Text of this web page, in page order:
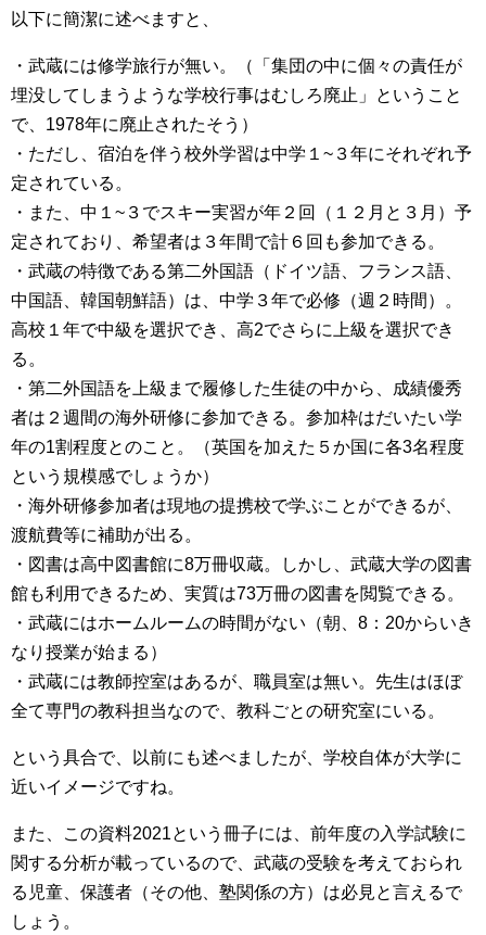
以下に簡潔に述べますと、
・武蔵には修学旅行が無い。（「集団の中に個々の責任が
埋没してしまうような学校行事はむしろ廃止」ということ
で、1978年に廃止されたそう）
・ただし、宿泊を伴う校外学習は中学１~３年にそれぞれ予
定されている。
・また、中１~３でスキー実習が年２回（１２月と３月）予
定されており、希望者は３年間で計６回も参加できる。
・武蔵の特徴である第二外国語（ドイツ語、フランス語、
中国語、韓国朝鮮語）は、中学３年で必修（週２時間）。
高校１年で中級を選択でき、高2でさらに上級を選択でき
る。
・第二外国語を上級まで履修した生徒の中から、成績優秀
者は２週間の海外研修に参加できる。参加枠はだいたい学
年の1割程度とのこと。（英国を加えた５か国に各3名程度
という規模感でしょうか）
・海外研修参加者は現地の提携校で学ぶことができるが、
渡航費等に補助が出る。
・図書は高中図書館に8万冊収蔵。しかし、武蔵大学の図書
館も利用できるため、実質は73万冊の図書を閲覧できる。
・武蔵にはホームルームの時間がない（朝、8：20からいき
なり授業が始まる）
・武蔵には教師控室はあるが、職員室は無い。先生はほぼ
全て専門の教科担当なので、教科ごとの研究室にいる。
という具合で、以前にも述べましたが、学校自体が大学に
近いイメージですね。
また、この資料2021という冊子には、前年度の入学試験に
関する分析が載っているので、武蔵の受験を考えておられ
る児童、保護者（その他、塾関係の方）は必見と言えるで
しょう。